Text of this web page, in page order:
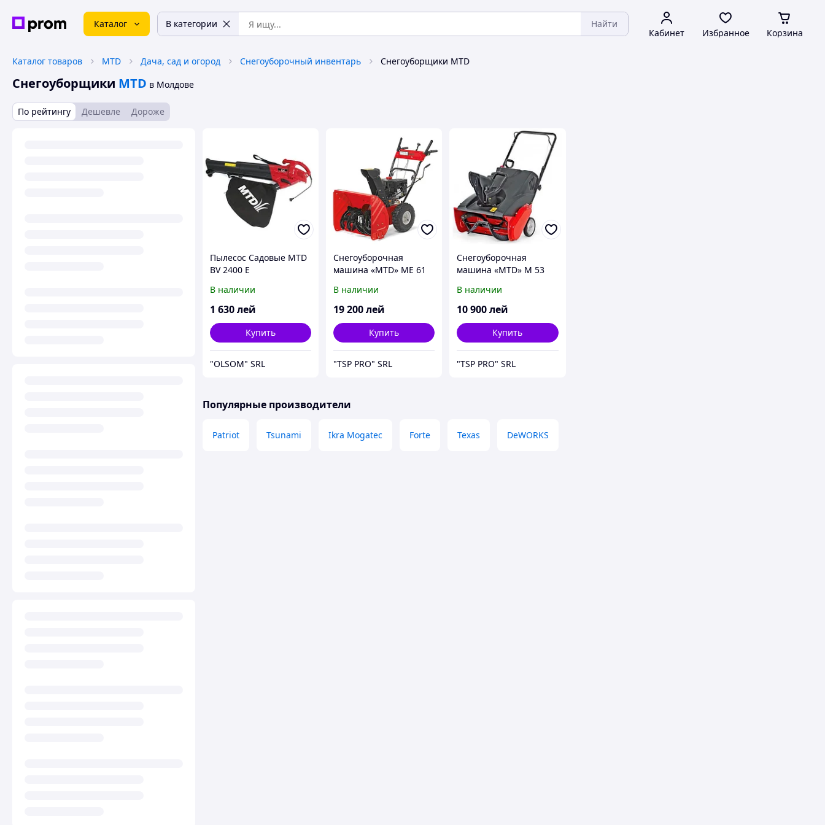
Каталог В категории Найти
Кабинет Избранное Корзина
Каталог товаров MTD Дача, сад и огород Снегоуборочный инвентарь Снегоуборщики MTD
Снегоуборщики MTD в Молдове
По рейтингу Дешевле Дороже
Пылесос Садовые MTD
BV 2400 E
В наличии
1 630лей
Купить
"OLSOM" SRL
Снегоуборочная
машина «MTD» ME 61
В наличии
19 200лей
Купить
"TSP PRO" SRL
Снегоуборочная
машина «MTD» M 53
В наличии
10 900лей
Купить
"TSP PRO" SRL
Популярные производители
Patriot Tsunami Ikra Mogatec Forte Texas DeWORKS